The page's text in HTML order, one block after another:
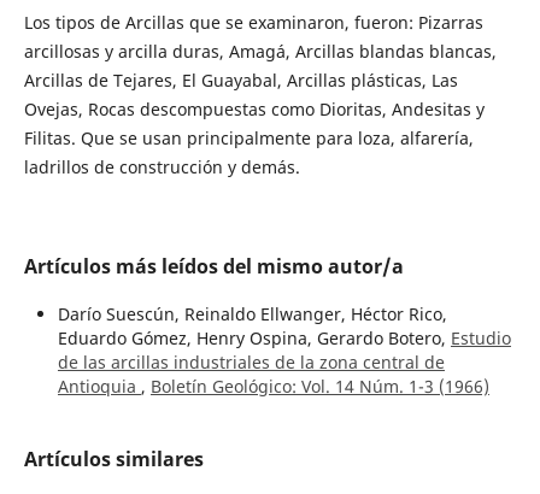
Los tipos de Arcillas que se examinaron, fueron: Pizarras
arcillosas y arcilla duras, Amagá, Arcillas blandas blancas,
Arcillas de Tejares, El Guayabal, Arcillas plásticas, Las
Ovejas, Rocas descompuestas como Dioritas, Andesitas y
Filitas. Que se usan principalmente para loza, alfarería,
ladrillos de construcción y demás.
Artículos más leídos del mismo autor/a
Darío Suescún, Reinaldo Ellwanger, Héctor Rico,
Eduardo Gómez, Henry Ospina, Gerardo Botero, Estudio
de las arcillas industriales de la zona central de
Antioquia , Boletín Geológico: Vol. 14 Núm. 1-3 (1966)
Artículos similares